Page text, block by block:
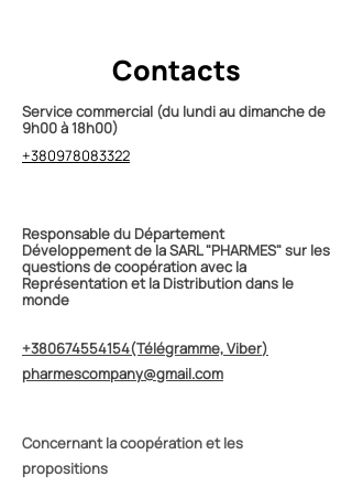
Contacts
Service commercial (du lundi au dimanche de
9h00 à 18h00)
+380978083322
Responsable du Département
Développement de la SARL "PHARMES" sur les
questions de coopération avec la
Représentation et la Distribution dans le
monde
+380674554154(Télégramme, Viber)
pharmescompany@gmail.com
Concernant la coopération et les
propositions